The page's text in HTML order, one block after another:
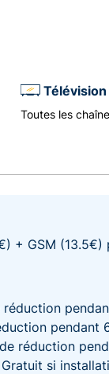
Télévision
Toutes les
+ GSM (13.5€)
réduction
pendant
réduction
Gratuit si